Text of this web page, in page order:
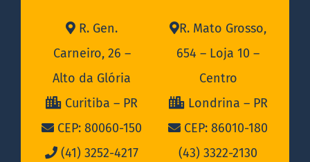
R. Gen.
Carneiro, 26 –
Alto da Glória
Curitiba – PR
CEP: 80060-150
(41) 3252-4217
R. Mato Grosso,
654 – Loja 10 –
Centro
Londrina – PR
CEP: 86010-180
(43) 3322-2130